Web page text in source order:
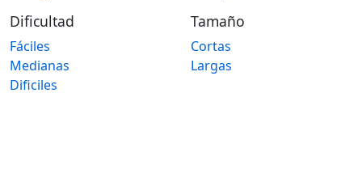
Dificultad
Fáciles
Medianas
Dificiles
Tamaño
Cortas
Largas